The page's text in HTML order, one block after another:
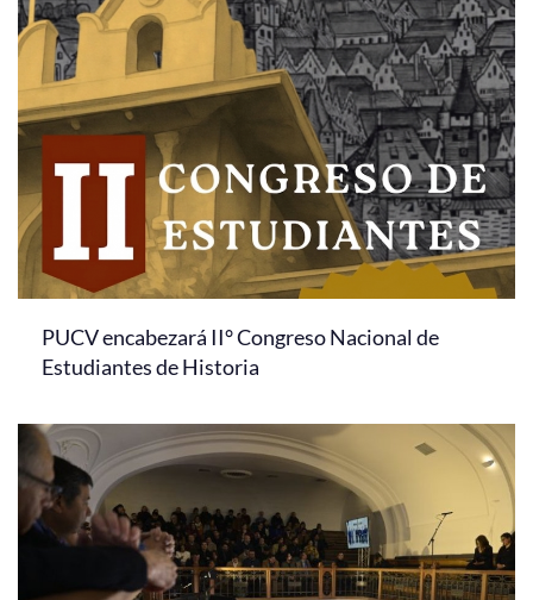
PUCV encabezará II° Congreso Nacional de
Estudiantes de Historia